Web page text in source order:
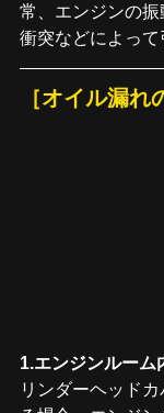
常、エンジンの
衝突などによって
［オイル漏れ
1.エンジンルーム
リンダーヘッド